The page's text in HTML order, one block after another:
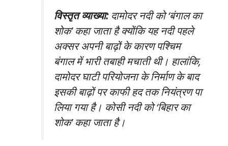
विस्तृत व्याख्या:दामोदर नदी को ‘बंगाल का
शोक’ कहा जाता है क्योंकि यह नदी पहले
अक्सर अपनी बाढ़ों के कारण पश्चिम
बंगाल में भारी तबाही मचाती थी। हालांकि,
दामोदर घाटी परियोजना के निर्माण के बाद
इसकी बाढ़ों पर काफी हद तक नियंत्रण पा
लिया गया है। कोसी नदी को ‘बिहार का
शोक’ कहा जाता है।